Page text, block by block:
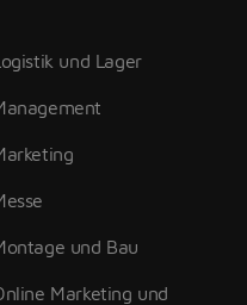
und Lager
und Bau
Marketing und